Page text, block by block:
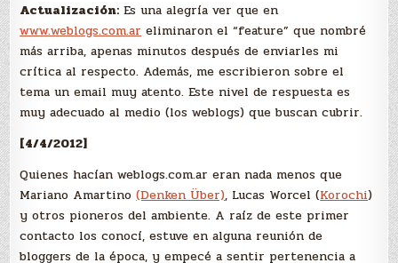
Actualización: Es una alegría ver que en
www.weblogs.com.ar eliminaron el “feature” que nombré
más arriba, apenas minutos después de enviarles mi
crítica al respecto. Además, me escribieron sobre el
tema un email muy atento. Este nivel de respuesta es
muy adecuado al medio (los weblogs) que buscan cubrir.
[4/4/2012]
Quienes hacían weblogs.com.ar eran nada menos que
Mariano Amartino(Denken Über), Lucas Worcel (Korochi)
y otros pioneros del ambiente. A raíz de este primer
contacto los conocí, estuve en alguna reunión de
bloggers de la época, y empecé a sentir pertenencia a